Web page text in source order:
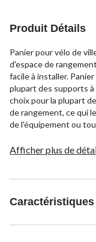
Produit Détails
Panier pour vélo de
d'espace de
facile à installer.
plupart des supports
choix pour la plupart
de rangement, ce qui
de l'équipement ou
Afficher plus de
Caractéristiques